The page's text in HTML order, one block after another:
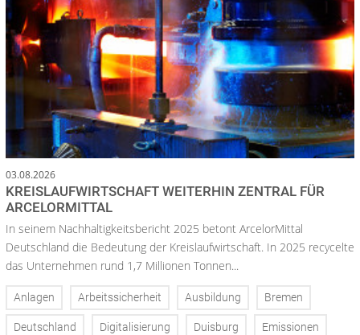
03.08.2026
KREISLAUFWIRTSCHAFT WEITERHIN ZENTRAL FÜR
ARCELORMITTAL
In seinem Nachhaltigkeitsbericht 2025 betont ArcelorMittal
Deutschland die Bedeutung der Kreislaufwirtschaft. In 2025 recycelte
das Unternehmen rund 1,7 Millionen Tonnen...
Anlagen Arbeitssicherheit Ausbildung Bremen
Deutschland Digitalisierung Duisburg Emissionen